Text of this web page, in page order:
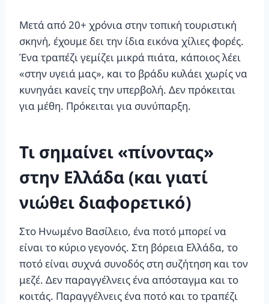
Μετά από 20+ χρόνια στην τοπική τουριστική
σκηνή, έχουμε δει την ίδια εικόνα χίλιες φορές.
Ένα τραπέζι γεμίζει μικρά πιάτα, κάποιος λέει
«στην υγειά μας», και το βράδυ κυλάει χωρίς να
κυνηγάει κανείς την υπερβολή. Δεν πρόκειται
για μέθη. Πρόκειται για συνύπαρξη.
Τι σημαίνει «πίνοντας»
στην Ελλάδα (και γιατί
νιώθει διαφορετικό)
Στο Ηνωμένο Βασίλειο, ένα ποτό μπορεί να
είναι το κύριο γεγονός. Στη βόρεια Ελλάδα, το
ποτό είναι συχνά συνοδός στη συζήτηση και τον
μεζέ. Δεν παραγγέλνεις ένα απόσταγμα και το
κοιτάς. Παραγγέλνεις ένα ποτό και το τραπέζι